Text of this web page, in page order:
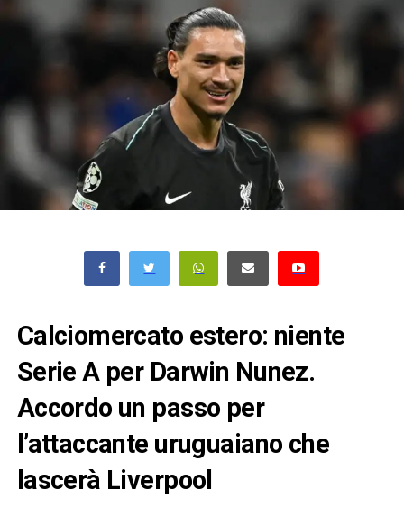
Calciomercato estero: niente
Serie A per Darwin Nunez.
Accordo un passo per
l’attaccante uruguaiano che
lascerà Liverpool